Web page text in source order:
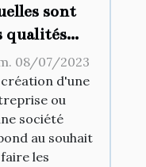
sont
qualités
pour
un
manager ?
08/07/2023
d'une
ou
société
au souhait
les